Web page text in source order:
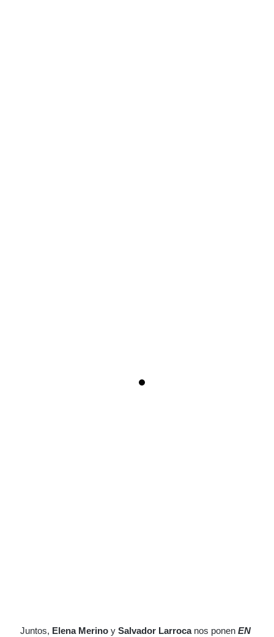
Juntos, Elena Merino ySalvador Larrocanos ponenEN